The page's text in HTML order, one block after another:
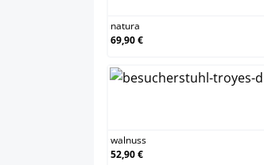
natura
69,90 €
walnuss
52,90 €